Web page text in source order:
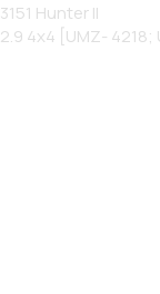
3151 Hunter II
2.9 4x4 [UMZ- 4218;